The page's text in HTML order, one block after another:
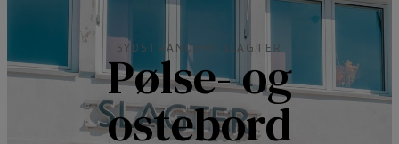
SYDSTRANDENS SLAGTER
Pølse- og
ostebord